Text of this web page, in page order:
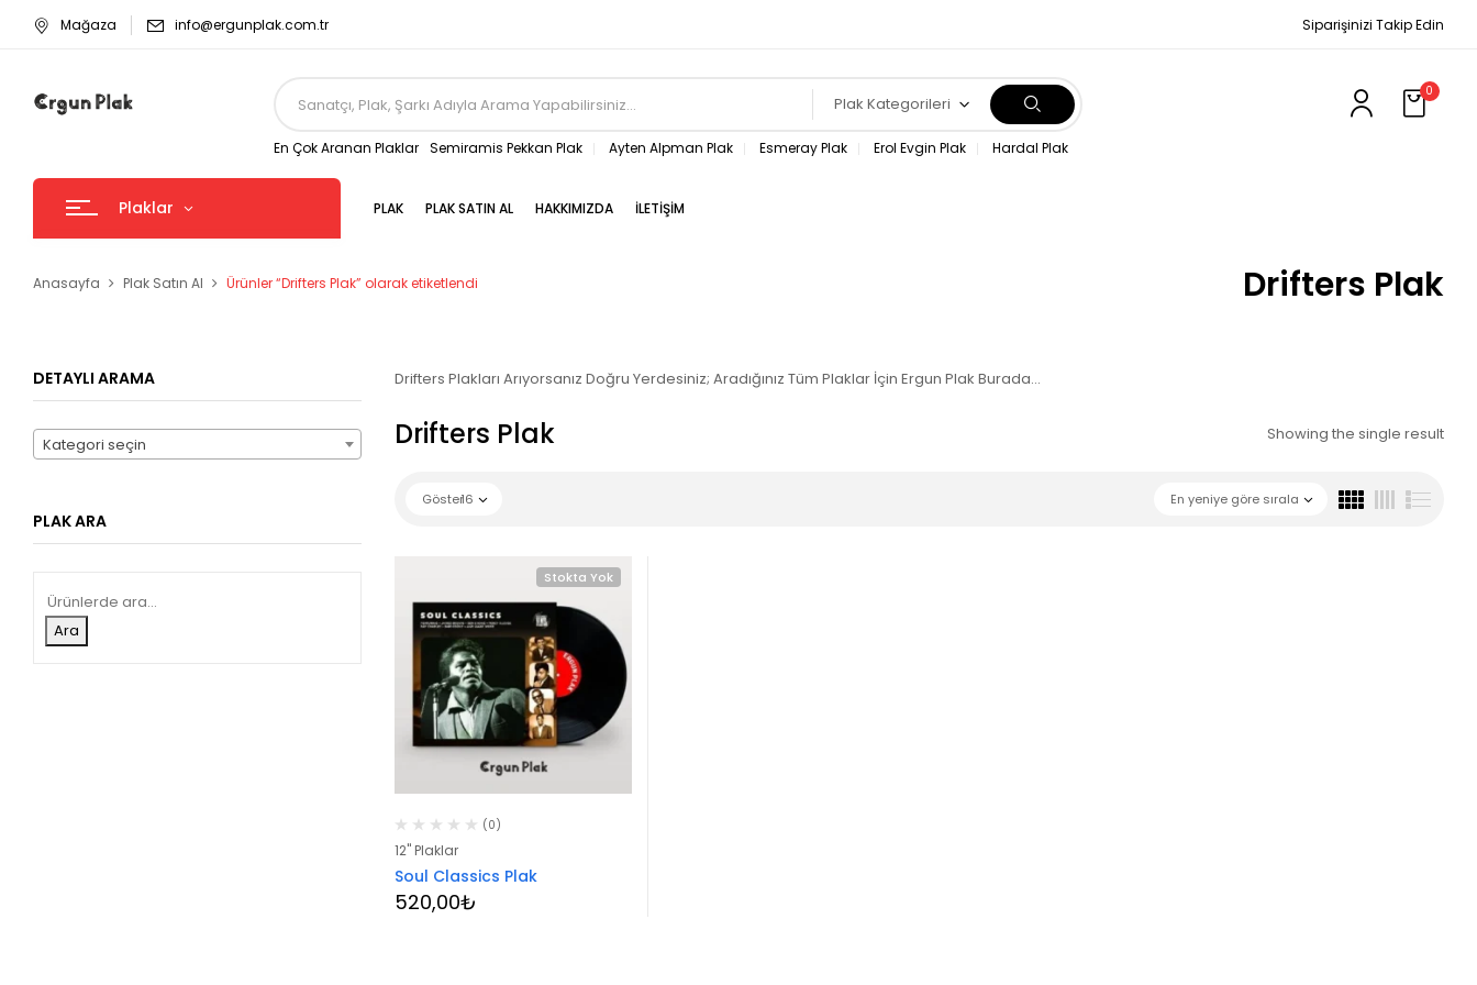
Mağaza info@ergunplak.com.tr Siparişinizi Takip Edin
Plak Kategorileri
En Çok Aranan Plaklar Semiramis Pekkan Plak Ayten Alpman Plak Esmeray Plak Erol Evgin Plak Hardal Plak
0
Plaklar PLAK PLAK SATIN AL HAKKIMIZDA İLETIŞIM
Drifters Plak
Anasayfa Plak Satın Al Ürünler “Drifters Plak” olarak etiketlendi
DETAYLI ARAMA
Kategori seçin
PLAK ARA
Ara
Drifters Plakları Arıyorsanız Doğru Yerdesiniz; Aradığınız Tüm Plaklar İçin Ergun Plak Burada…
Drifters Plak Showing the single result
En yeniye göre sırala
Göster16
Stokta Yok
(0)
12" Plaklar
Soul Classics Plak
520,00₺